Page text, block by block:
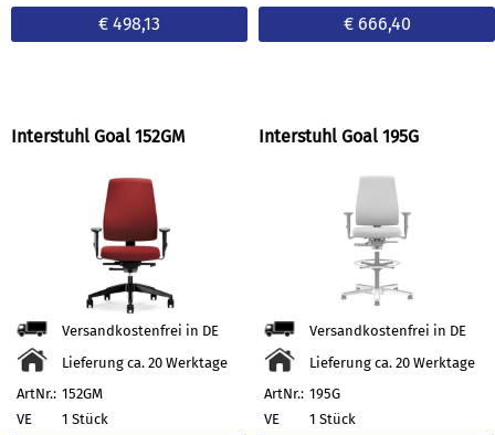
€ 498,13 € 666,40
Interstuhl Goal 152GM
Versandkostenfrei in DE
Lieferung ca. 20 Werktage
ArtNr.: 152GM
VE
1 Stück
Interstuhl Goal 195G
Versandkostenfrei in DE
Lieferung ca. 20 Werktage
ArtNr.: 195G
VE
1 Stück